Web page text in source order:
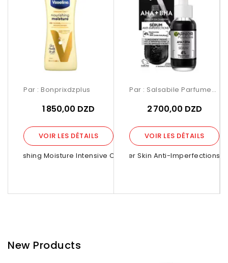
Nourishing Moisture Intensive Care...
Par : Bonprixdzplus
1 850,00 DZD
VOIR LES DÉTAILS
Garnier Skin Anti-Imperfections 4
Par : Salsabile Parfumerie
2 700,00 DZD
VOIR LES DÉTAILS
New Products